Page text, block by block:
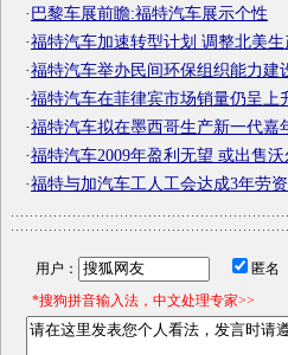
·巴黎车展前瞻:福特汽车展示个性
·福特汽车加速转型计划 调整北美生
·福特汽车举办民间环保组织能力建
·福特汽车在菲律宾市场销量仍呈上
·福特汽车拟在墨西哥生产新一代嘉
·福特汽车2009年盈利无望 或出售沃
·福特与加汽车工人工会达成3年劳
用户： 匿名
*搜狗拼音输入法，中文处理专家>>